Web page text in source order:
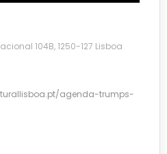
104B, 1250-127 Lisboa
agenda-trumps-